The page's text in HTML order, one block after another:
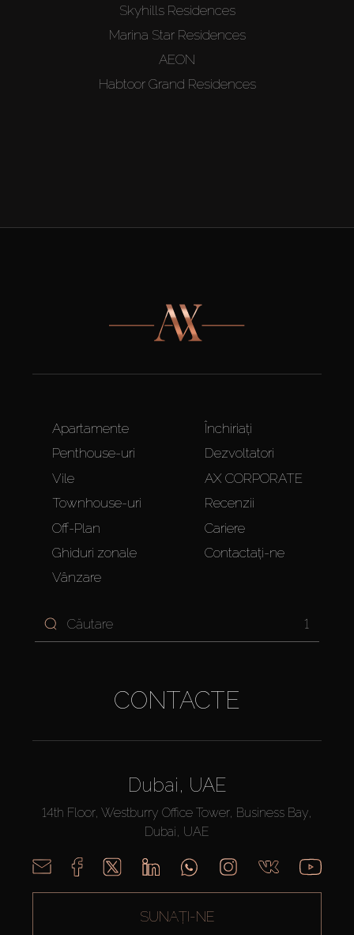
Skyhills Residences
Marina Star Residences
AEON
Habtoor Grand Residences
Apartamente
Penthouse-uri
Vile
Townhouse-uri
Off-Plan
Ghiduri zonale
Vânzare
Închiriați
Dezvoltatori
AX CORPORATE
Recenzii
Cariere
Contactați-ne
1
CONTACTE
Dubai, UAE
14th Floor, Westburry Office Tower, Business Bay,
Dubai, UAE
SUNAȚI-NE